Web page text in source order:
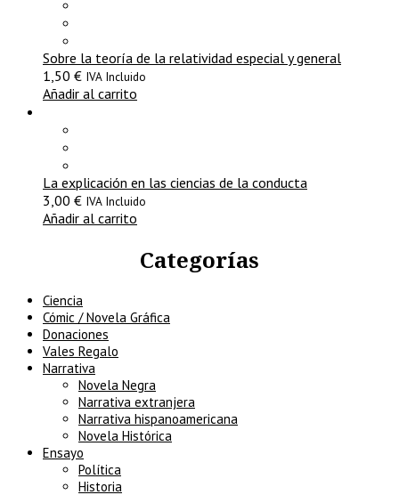
Sobre la teoría de la relatividad especial y general
1,50 € IVA Incluido
Añadir al carrito
La explicación en las ciencias de la conducta
3,00 € IVA Incluido
Añadir al carrito
Categorías
Ciencia
Cómic / Novela Gráfica
Donaciones
Vales Regalo
Narrativa
Novela Negra
Narrativa extranjera
Narrativa hispanoamericana
Novela Histórica
Ensayo
Política
Historia